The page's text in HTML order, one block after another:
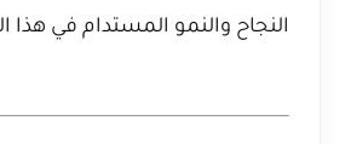
النجاح والنمو المستدام في هذا